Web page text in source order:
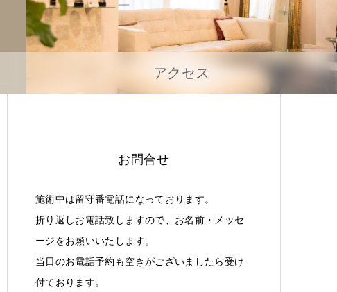
アクセス
お問合せ
施術中は留守番電話になっております。
折り返しお電話致しますので、お名前・メッセ
ージをお願いいたします。
当日のお電話予約も空きがございましたら受け
付ております。